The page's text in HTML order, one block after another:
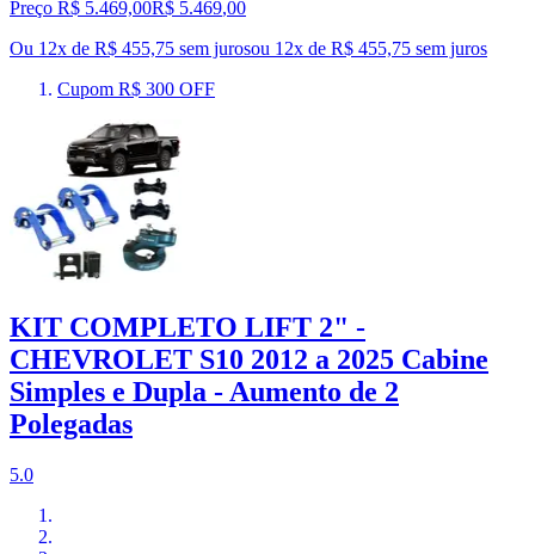
Preço R$ 5.469,00R$ 5.469,00
Ou 12x de R$ 455,75 sem jurosou 12x de R$ 455,75 sem juros
Cupom R$ 300 OFF
KIT COMPLETO LIFT 2" -
CHEVROLET S10 2012 a 2025 Cabine
Simples e Dupla - Aumento de 2
Polegadas
5.0